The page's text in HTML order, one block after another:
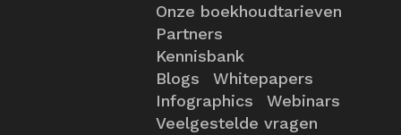
Onze boekhoudtarieven
Partners
Kennisbank
Blogs
Whitepapers
Infographics
Webinars
Veelgestelde vragen